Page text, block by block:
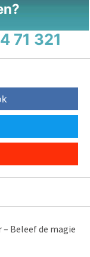
71 321
– Beleef de magie